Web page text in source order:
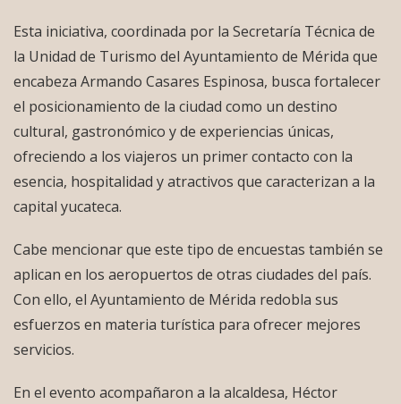
Esta iniciativa, coordinada por la Secretaría Técnica de
la Unidad de Turismo del Ayuntamiento de Mérida que
encabeza Armando Casares Espinosa, busca fortalecer
el posicionamiento de la ciudad como un destino
cultural, gastronómico y de experiencias únicas,
ofreciendo a los viajeros un primer contacto con la
esencia, hospitalidad y atractivos que caracterizan a la
capital yucateca.
Cabe mencionar que este tipo de encuestas también se
aplican en los aeropuertos de otras ciudades del país.
Con ello, el Ayuntamiento de Mérida redobla sus
esfuerzos en materia turística para ofrecer mejores
servicios.
En el evento acompañaron a la alcaldesa, Héctor